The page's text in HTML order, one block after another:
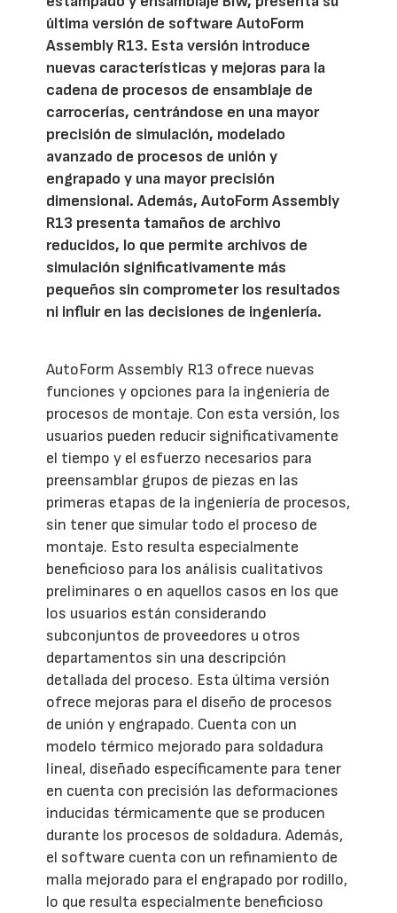
última versión de software AutoForm
Assembly R13. Esta versión introduce
nuevas características y mejoras para la
cadena de procesos de ensamblaje de
carrocerías, centrándose en una mayor
precisión de simulación, modelado
avanzado de procesos de unión y
engrapado y una mayor precisión
dimensional. Además, AutoForm Assembly
R13 presenta tamaños de archivo
reducidos, lo que permite archivos de
simulación significativamente más
pequeños sin comprometer los resultados
ni influir en las decisiones de ingeniería.
AutoForm Assembly R13 ofrece nuevas
funciones y opciones para la ingeniería de
procesos de montaje. Con esta versión, los
usuarios pueden reducir significativamente
el tiempo y el esfuerzo necesarios para
preensamblar grupos de piezas en las
primeras etapas de la ingeniería de procesos,
sin tener que simular todo el proceso de
montaje. Esto resulta especialmente
beneficioso para los análisis cualitativos
preliminares o en aquellos casos en los que
los usuarios están considerando
subconjuntos de proveedores u otros
departamentos sin una descripción
detallada del proceso. Esta última versión
ofrece mejoras para el diseño de procesos
de unión y engrapado. Cuenta con un
modelo térmico mejorado para soldadura
lineal, diseñado específicamente para tener
en cuenta con precisión las deformaciones
inducidas térmicamente que se producen
durante los procesos de soldadura. Además,
el software cuenta con un refinamiento de
malla mejorado para el engrapado por rodillo,
lo que resulta especialmente beneficioso